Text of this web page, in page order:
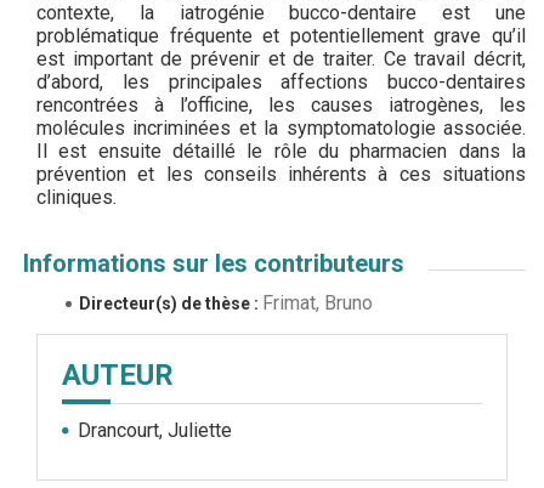
contexte, la iatrogénie bucco-dentaire est une
problématique fréquente et potentiellement grave qu’il
est important de prévenir et de traiter. Ce travail décrit,
d’abord, les principales affections bucco-dentaires
rencontrées à l’officine, les causes iatrogènes, les
molécules incriminées et la symptomatologie associée.
Il est ensuite détaillé le rôle du pharmacien dans la
prévention et les conseils inhérents à ces situations
cliniques.
Informations sur les contributeurs
Directeur(s) de thèse : Frimat, Bruno
AUTEUR
Drancourt, Juliette